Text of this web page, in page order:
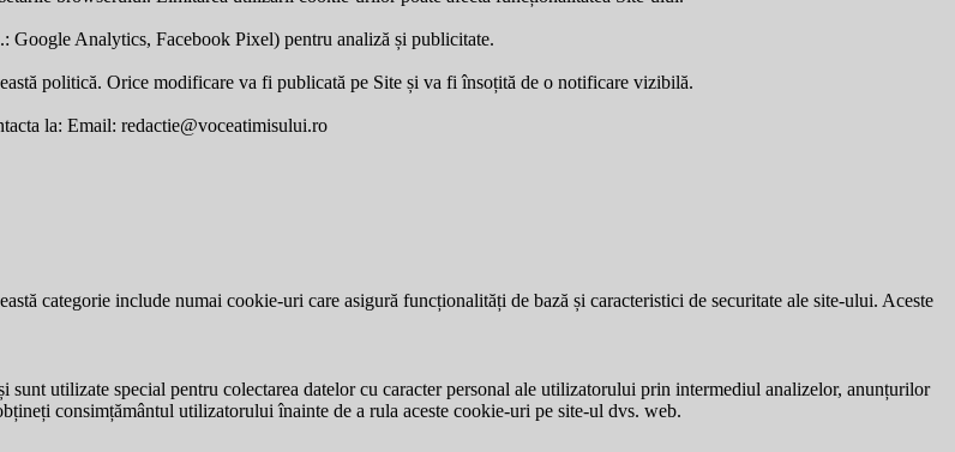
Google Analytics, Facebook Pixel) pentru analiză și publicitate.
politică. Orice modificare va fi publicată pe Site și va fi însoțită de o notificare vizibilă.
la: Email: redactie@voceatimisului.ro
categorie include numai cookie-uri care asigură funcționalități de bază și caracteristici de securitate ale site-ului. Aceste
utilizate special pentru colectarea datelor cu caracter personal ale utilizatorului prin intermediul analizelor, anunțurilor
consimțământul utilizatorului înainte de a rula aceste cookie-uri pe site-ul dvs. web.